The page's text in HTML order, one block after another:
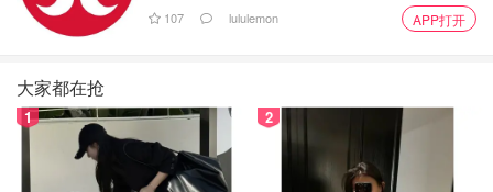
107 lululemon APP打开
大家都在抢
1 2